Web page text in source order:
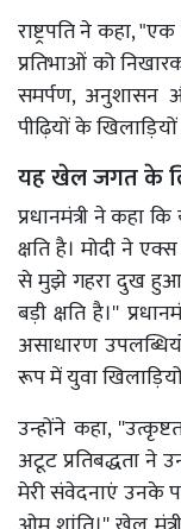
राष्ट्रपति ने कहा,
प्रतिभाओं को
समर्पण, अनुशासन
पीढ़ियों के
यह खेल जगत के
प्रधानमंत्री ने कहा
क्षति है। मोदी ने
से मुझे गहरा दुख
बड़ी क्षति है।''
असाधारण
रूप में युवा
उन्होंने कहा,
अटूट प्रतिबद्धता ने
मेरी संवेदनाएं उनके